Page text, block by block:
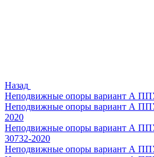
Назад
Неподвижные опоры вариант А
Неподвижные опоры вариант А
2020
Неподвижные опоры вариант А
30732-2020
Неподвижные опоры вариант А